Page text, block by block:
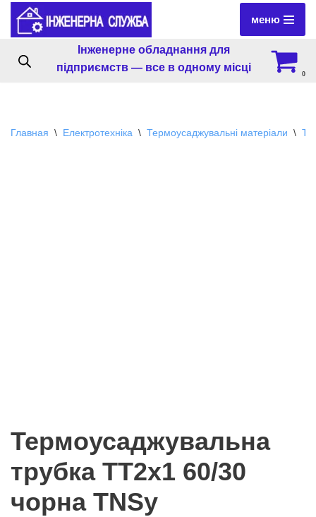
Перейти
содержимому
меню
Інженерне обладнання для
підприємств — все в одному місці
0
Главная \ Електротехніка \ Термоусаджувальні матеріали \
Термоусаджувальна
трубка ТТ2х1 60/30
чорна TNSy